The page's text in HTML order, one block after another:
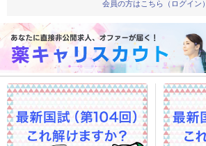
会員の方はこちら（ログイン）